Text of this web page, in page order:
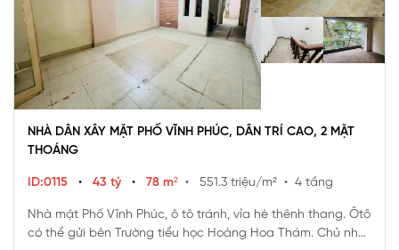
NHÀ DÂN XÂY MẶT PHỐ VĨNH PHÚC, DÂN TRÍ CAO, 2 MẶT
THOÁNG
ID:0115 • 43 tỷ • 78 m² • 551.3 triệu/m² • 4 tầng
Nhà mặt Phố Vĩnh Phúc, ô tô tránh, vỉa hè thênh thang. Ôtô
có thể gửi bên Trường tiểu học Hoàng Hoa Thám. Chủ nhà